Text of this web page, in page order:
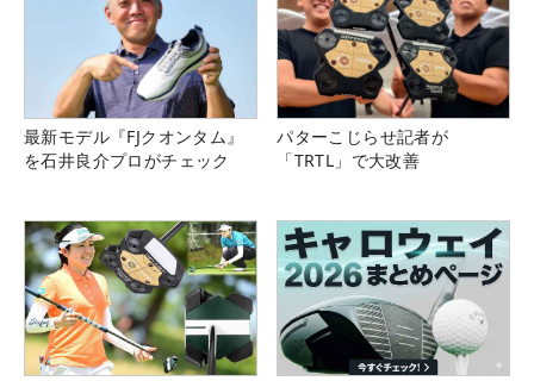
最新モデル『FJクオンタム』
を石井良介プロがチェック
パターこじらせ記者が
「TRTL」で大改善